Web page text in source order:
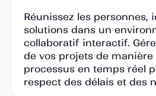
Réunissez les personnes,
solutions dans un
collaboratif interactif.
de vos projets de
processus en temps réel
respect des délais et des